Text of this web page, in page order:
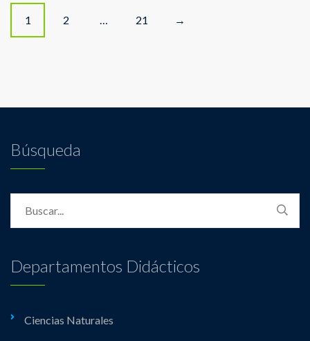
Posts
1 2 … 21 →
Búsqueda
Departamentos Didácticos
Ciencias Naturales